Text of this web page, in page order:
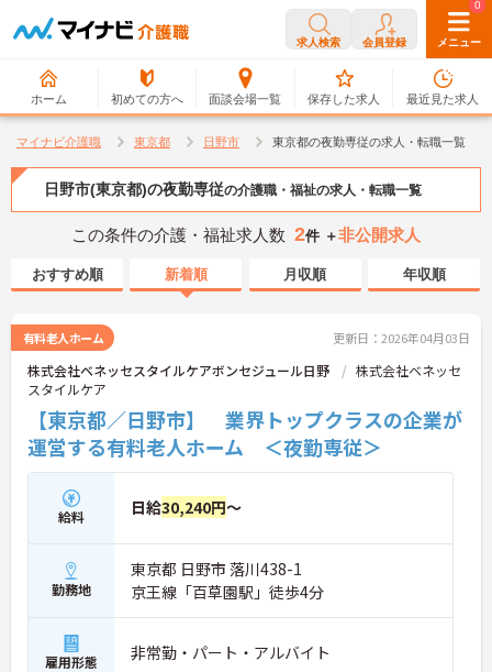
求人検索 会員登録 メニュー
ホーム 初めての方へ 面談会場一覧
0
保存した求人
0
最近見た求人
マイナビ介護職 東京都 日野市 東京都の夜勤専従の求人・転職一覧
日野市(東京都)の夜勤専従の介護職・福祉の求人・転職一覧
この条件の介護・福祉求人数 2件 ＋非公開求人
おすすめ順 新着順 月収順 年収順
有料老人ホーム 更新日：2026年04月03日
株式会社ベネッセスタイルケアボンセジュール日野
株式会社ベネッセ
スタイルケア
【東京都／日野市】 業界トップクラスの企業が
運営する有料老人ホーム ＜夜勤専従＞
給料 日給30,240円～
勤務地
東京都 日野市 落川438-1
京王線「百草園駅」徒歩4分
雇用形態 非常勤・パート・アルバイト